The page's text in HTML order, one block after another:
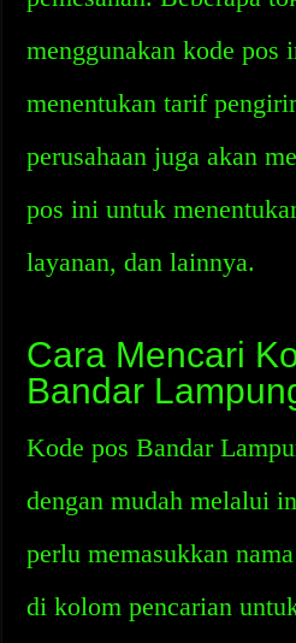
menggunakan kode pos
menentukan tarif
perusahaan juga akan
pos ini untuk
layanan, dan lainnya.
Cara Mencari
Bandar
Kode pos Bandar
dengan mudah melalui
perlu memasukkan
di kolom pencarian